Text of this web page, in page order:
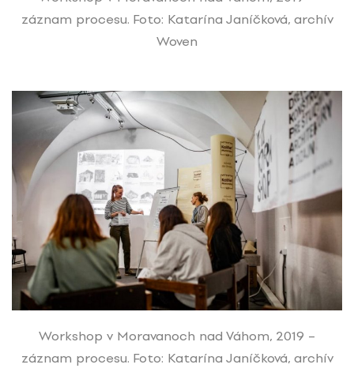
záznam procesu. Foto: Katarína Janíčková, archív
Woven
Workshop v Moravanoch nad Váhom, 2019 –
záznam procesu. Foto: Katarína Janíčková, archív